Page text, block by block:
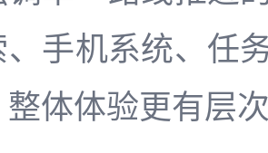
、手机系统、任
整体体验更有层